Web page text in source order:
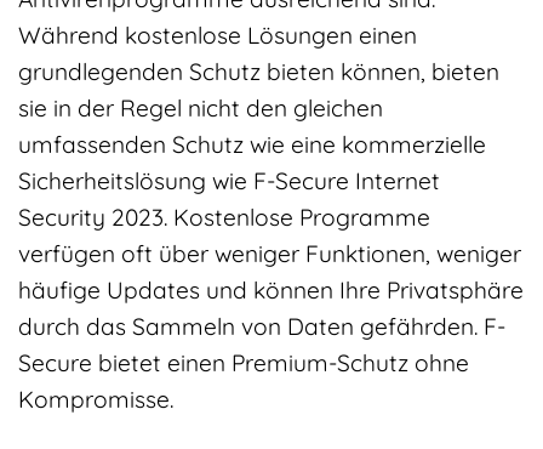
Während kostenlose Lösungen einen
grundlegenden Schutz bieten können, bieten
sie in der Regel nicht den gleichen
umfassenden Schutz wie eine kommerzielle
Sicherheitslösung wie F-Secure Internet
Security 2023. Kostenlose Programme
verfügen oft über weniger Funktionen, weniger
häufige Updates und können Ihre Privatsphäre
durch das Sammeln von Daten gefährden. F-
Secure bietet einen Premium-Schutz ohne
Kompromisse.